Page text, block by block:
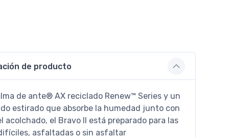
de producto
de ante® AX reciclado Renew™ Series y un
estirado que absorbe la humedad junto con
acolchado, el Bravo II está preparado para las
asfaltadas o sin asfaltar